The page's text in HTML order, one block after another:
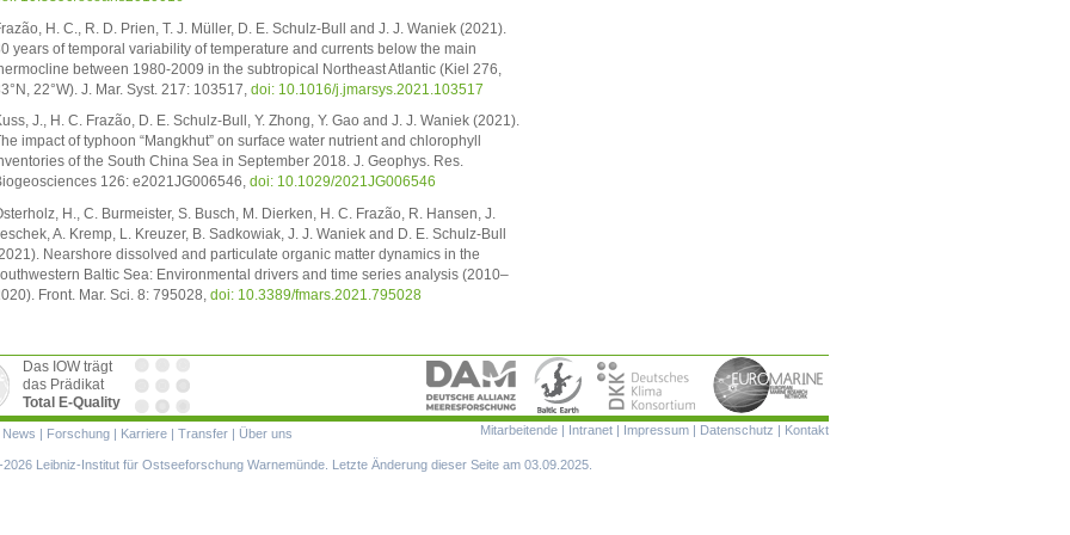
H. C., R. D. Prien, T. J. Müller, D. E. Schulz-Bull and J. J. Waniek (2021).
years of temporal variability of temperature and currents below the main
between 1980-2009 in the subtropical Northeast Atlantic (Kiel 276,
22°W). J. Mar. Syst. 217: 103517, doi: 10.1016/j.jmarsys.2021.103517
J., H. C. Frazão, D. E. Schulz-Bull, Y. Zhong, Y. Gao and J. J. Waniek (2021).
impact of typhoon “Mangkhut” on surface water nutrient and chlorophyll
of the South China Sea in September 2018. J. Geophys. Res.
126: e2021JG006546, doi: 10.1029/2021JG006546
H., C. Burmeister, S. Busch, M. Dierken, H. C. Frazão, R. Hansen, J.
A. Kremp, L. Kreuzer, B. Sadkowiak, J. J. Waniek and D. E. Schulz-Bull
Nearshore dissolved and particulate organic matter dynamics in the
Baltic Sea: Environmental drivers and time series analysis (2010–
Front. Mar. Sci. 8: 795028, doi: 10.3389/fmars.2021.795028
Das IOW trägt
das Prädikat
Total E-Quality
Navigation
Mitarbeitende Intranet Impressum Datenschutz Kontakt
News Forschung Karriere Transfer Über uns
Leibniz-Institut für Ostseeforschung Warnemünde. Letzte Änderung dieser Seite am 03.09.2025.